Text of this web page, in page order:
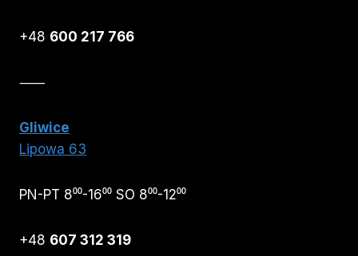
+48 600 217 766
⸺
Gliwice
Lipowa 63
PN-PT 8⁰⁰-16⁰⁰ SO 8⁰⁰-12⁰⁰
+48 607 312 319